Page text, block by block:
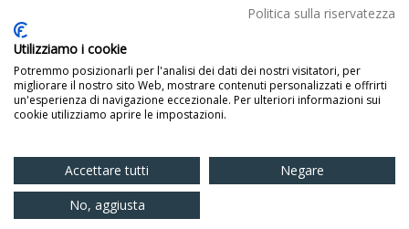
CONTATTI
Copyright © 2021 Omega S.r.l. - Via E. Fermi, 16 37135 Verona (VR) Italy
C.F./P.I. 01438210237 REA: 180188
Politica sulla riservatezza
Utilizziamo i cookie
Potremmo posizionarli per l'analisi dei dati dei nostri visitatori, per
migliorare il nostro sito Web, mostrare contenuti personalizzati e offrirti
un'esperienza di navigazione eccezionale. Per ulteriori informazioni sui
cookie utilizziamo aprire le impostazioni.
Accettare tutti
Negare
No, aggiusta